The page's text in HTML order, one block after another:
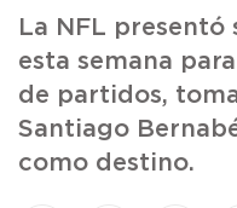
La NFL presentó
esta semana
de partidos,
Santiago
como destino.